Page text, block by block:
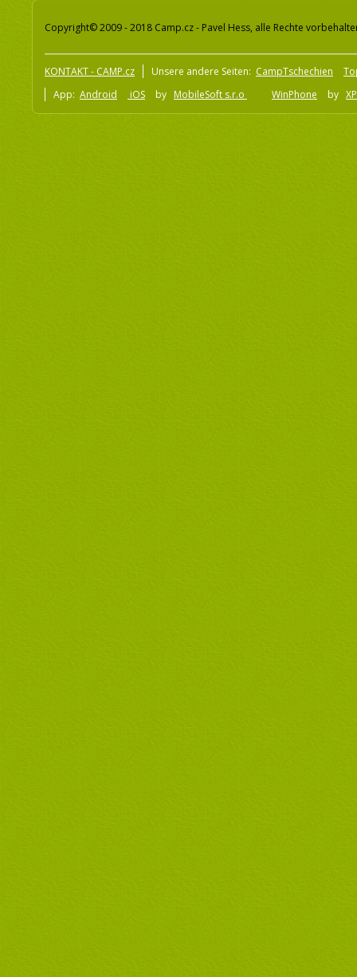
Copyright© 2009 - 2018 Camp.cz - Pavel Hess, alle Rechte
KONTAKT - CAMP.cz Unsere andere Seiten: CampTschechien
App: Android iOS by MobileSoft s.r.o WinPhone by